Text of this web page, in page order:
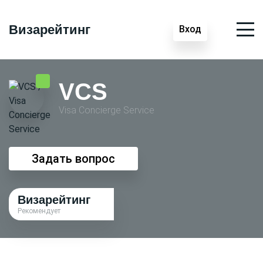
Визарейтинг Вход
VCS
Visa Conсierge Service
Задать вопрос
Визарейтинг
Рекомендует